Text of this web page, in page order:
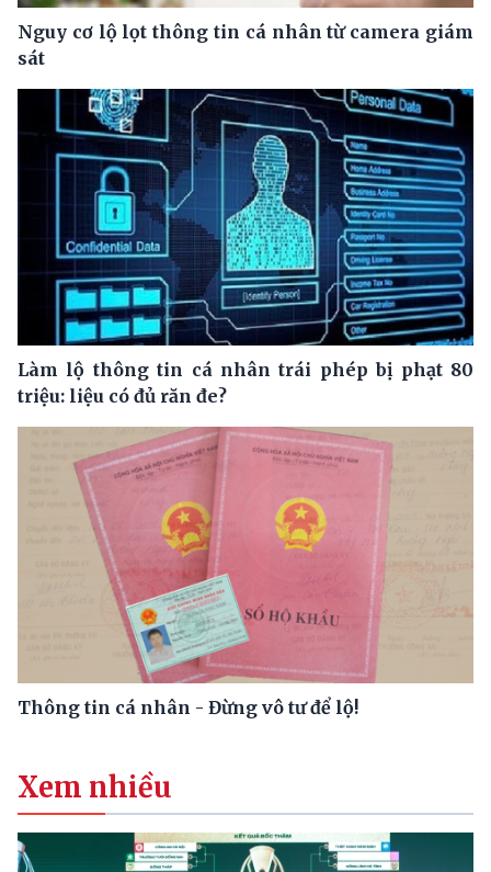
Nguy cơ lộ lọt thông tin cá nhân từ camera giám
sát
Làm lộ thông tin cá nhân trái phép bị phạt 80
triệu: liệu có đủ răn đe?
Thông tin cá nhân - Đừng vô tư để lộ!
Xem nhiều